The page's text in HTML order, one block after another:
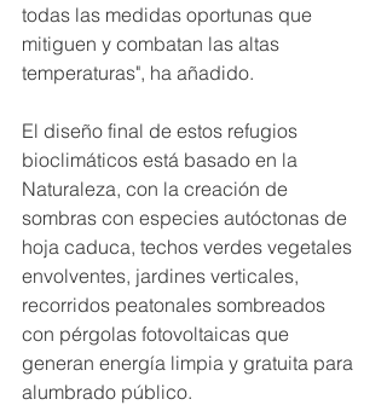
todas las medidas oportunas que
mitiguen y combatan las altas
temperaturas", ha añadido.
El diseño final de estos refugios
bioclimáticos está basado en la
Naturaleza, con la creación de
sombras con especies autóctonas de
hoja caduca, techos verdes vegetales
envolventes, jardines verticales,
recorridos peatonales sombreados
con pérgolas fotovoltaicas que
generan energía limpia y gratuita para
alumbrado público.